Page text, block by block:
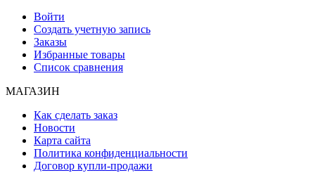
Войти
Создать учетную запись
Заказы
Избранные товары
Список сравнения
МАГАЗИН
Как сделать заказ
Новости
Карта сайта
Политика конфиденциальности
Договор купли-продажи